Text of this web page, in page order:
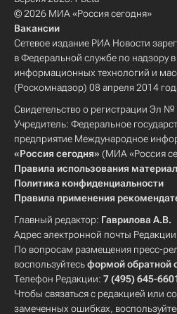
© 2026 МИА «Россия сегодня»
Вакансии
Сетевое издание РИА Новости
в Федеральной службе по надзору
информационных технологий и
(Роскомнадзор) 08 апреля 2014
Свидетельство о регистрации Эл
Учредитель: Федеральное
предприятие Международное
«Россия сегодня» (МИА «Россия
Правила использования
Политика конфиденциальности
Правила применения
Главный редактор: Гаврилова А.В.
Адрес электронной почты
По вопросам размещения пресс-
воспользуйтесьформой обратной
Телефон Редакции: 7 (495) 645-
Чтобы связаться с редакцией или
замеченных ошибках,